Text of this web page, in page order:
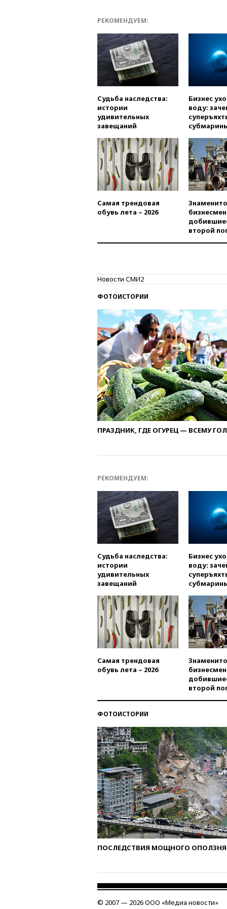
РЕКОМЕНДУЕМ:
Судьба наследства:
истории
удивительных
завещаний
Бизнес
воду:
Самая трендовая
обувь лета – 2026
второй
Новости СМИ2
ФОТОИСТОРИИ
ПРАЗДНИК, ГДЕ ОГУРЕЦ — ВСЕМУ
РЕКОМЕНДУЕМ:
Судьба наследства:
истории
удивительных
завещаний
Бизнес
воду:
Самая трендовая
обувь лета – 2026
второй
ФОТОИСТОРИИ
ПОСЛЕДСТВИЯ МОЩНОГО ОПОЛЗНЯ
© 2007 — 2026 ООО «Медиа новости»